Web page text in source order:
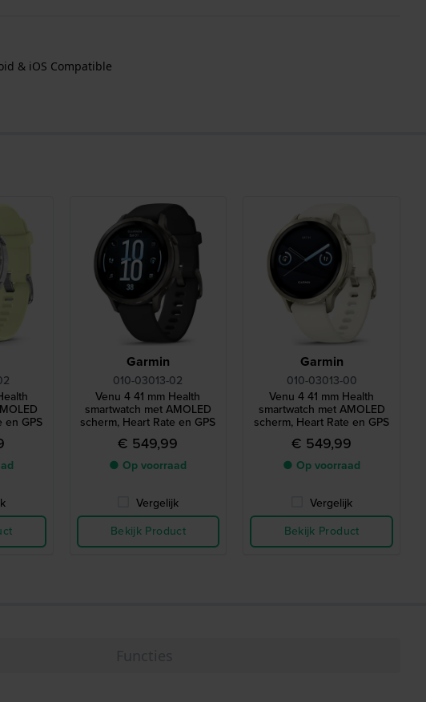
& iOS Compatible
en GPS
Garmin
010-03013-02
Venu 4 41 mm Health
smartwatch met AMOLED
scherm, Heart Rate en GPS
€ 549,99
● Op voorraad
Vergelijk
Bekijk Product
Garmin
010-03013-00
Venu 4 41 mm Health
smartwatch met AMOLED
scherm, Heart Rate en GPS
€ 549,99
● Op voorraad
Vergelijk
Bekijk Product